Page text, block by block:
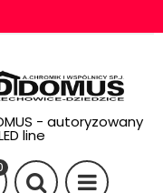
- autoryzowany
line